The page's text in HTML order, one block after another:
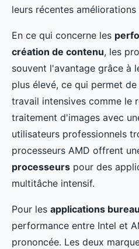
leurs récentes
En ce qui concerne les
création de contenu, les
souvent l'avantage grâce à
plus élevé, ce qui permet
travail intensives comme le
traitement d'images avec
utilisateurs professionnels
processeurs AMD offrent
processeurs pour des
multitâche intensif.
Pour les applications
performance entre Intel et
prononcée. Les deux